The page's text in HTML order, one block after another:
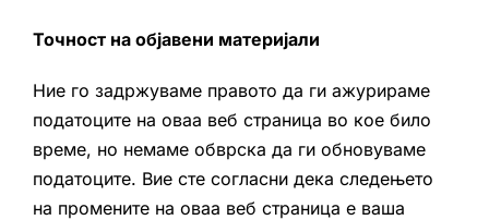
Точност на објавени материјали
Ние го задржуваме правото да ги ажурираме
податоците на оваа веб страница во кое било
време, но немаме обврска да ги обновуваме
податоците. Вие сте согласни дека следењето
на промените на оваа веб страница е ваша